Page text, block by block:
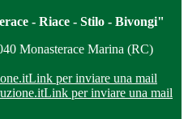
- Riace - Stilo - Bivongi"
Monasterace Marina (RC)
Link per inviare una mail
Link per inviare una mail